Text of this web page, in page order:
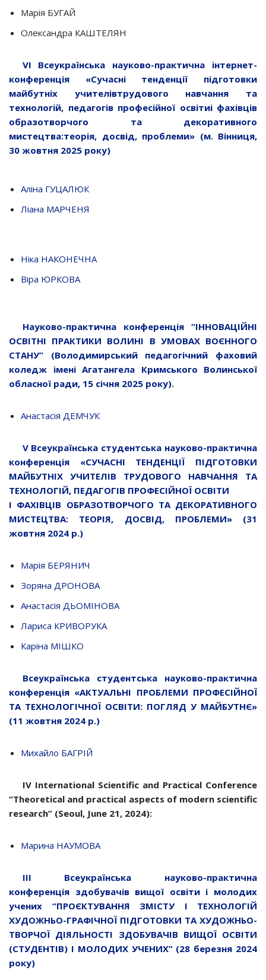
Марія БУГАЙ
Олександра КАШТЕЛЯН
VІ Всеукраїнська науково-практична інтернет-
конференція «Сучасні тенденції підготовки
майбутніх учителівтрудового навчання та
технологій, педагогів професійної освітиі фахівців
образотворчого та декоративного
мистецтва:теорія, досвід, проблеми» (м. Вінниця,
30 жовтня 2025 року)
Аліна ГУЦАЛЮК
Ліана МАРЧЕНЯ
Ніка НАКОНЕЧНА
Віра ЮРКОВА
Науково-практична конференція “ІННОВАЦІЙНІ
ОСВІТНІ ПРАКТИКИ ВОЛИНІ В УМОВАХ ВОЄННОГО
СТАНУ” (Володимирський педагогічний фаховий
коледж імені Агатангела Кримського Волинської
обласної ради, 15 січня 2025 року).
Анастасія ДЕМЧУК
V Всеукраїнська студентська науково-практична
конференція «СУЧАСНІ ТЕНДЕНЦІЇ ПІДГОТОВКИ
МАЙБУТНІХ УЧИТЕЛІВ ТРУДОВОГО НАВЧАННЯ ТА
ТЕХНОЛОГІЙ, ПЕДАГОГІВ ПРОФЕСІЙНОЇ ОСВІТИ
І ФАХІВЦІВ ОБРАЗОТВОРЧОГО ТА ДЕКОРАТИВНОГО
МИСТЕЦТВА: ТЕОРІЯ, ДОСВІД, ПРОБЛЕМИ» (31
жовтня 2024 р.)
Марія БЕРЯНИЧ
Зоряна ДРОНОВА
Анастасія ДЬОМІНОВА
Лариса КРИВОРУКА
Каріна МІШКО
Всеукраїнська студентська науково-практична
конференція «АКТУАЛЬНІ ПРОБЛЕМИ ПРОФЕСІЙНОЇ
ТА ТЕХНОЛОГІЧНОЇ ОСВІТИ: ПОГЛЯД У МАЙБУТНЄ»
(11 жовтня 2024 р.)
Михайло БАГРІЙ
IV International Scientific and Practical Conference
“Theoretical and practical aspects of modern scientific
research” (Seoul, June 21, 2024):
Марина НАУМОВА
ІІІ Всеукраїнська науково-практична
конференція здобувачів вищої освіти і молодих
учених “ПРОЄКТУВАННЯ ЗМІСТУ І ТЕХНОЛОГІЙ
ХУДОЖНЬО-ГРАФІЧНОЇ ПІДГОТОВКИ ТА ХУДОЖНЬО-
ТВОРЧОЇ ДІЯЛЬНОСТІ ЗДОБУВАЧІВ ВИЩОЇ ОСВІТИ
(СТУДЕНТІВ) І МОЛОДИХ УЧЕНИХ” (28 березня 2024
року)